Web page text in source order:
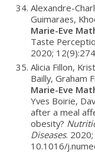
Alexandre-
Guimaraes,
Marie-Eve
Taste
2020;
Alicia Fillon,
Bailly, Graham
Marie-Eve
Yves Boirie,
after a meal
obesity?
Diseases.
10.1016/